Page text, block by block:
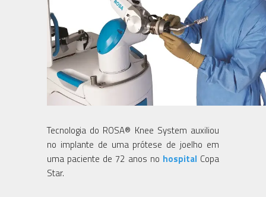
Tecnologia do ROSA® Knee System auxiliou
no implante de uma prótese de joelho em
uma paciente de 72 anos no hospital Copa
Star.